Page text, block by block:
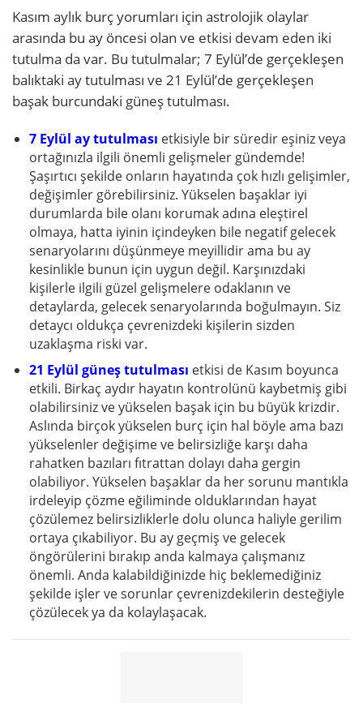
Kasım aylık burç yorumları için astrolojik olaylar
arasında bu ay öncesi olan ve etkisi devam eden iki
tutulma da var. Bu tutulmalar; 7 Eylül’de gerçekleşen
balıktaki ay tutulması ve 21 Eylül’de gerçekleşen
başak burcundaki güneş tutulması.
7 Eylül ay tutulması etkisiyle bir süredir eşiniz veya
ortağınızla ilgili önemli gelişmeler gündemde!
Şaşırtıcı şekilde onların hayatında çok hızlı gelişimler,
değişimler görebilirsiniz. Yükselen başaklar iyi
durumlarda bile olanı korumak adına eleştirel
olmaya, hatta iyinin içindeyken bile negatif gelecek
senaryolarını düşünmeye meyillidir ama bu ay
kesinlikle bunun için uygun değil. Karşınızdaki
kişilerle ilgili güzel gelişmelere odaklanın ve
detaylarda, gelecek senaryolarında boğulmayın. Siz
detaycı oldukça çevrenizdeki kişilerin sizden
uzaklaşma riski var.
21 Eylül güneş tutulması etkisi de Kasım boyunca
etkili. Birkaç aydır hayatın kontrolünü kaybetmiş gibi
olabilirsiniz ve yükselen başak için bu büyük krizdir.
Aslında birçok yükselen burç için hal böyle ama bazı
yükselenler değişime ve belirsizliğe karşı daha
rahatken bazıları fıtrattan dolayı daha gergin
olabiliyor. Yükselen başaklar da her sorunu mantıkla
irdeleyip çözme eğiliminde olduklarından hayat
çözülemez belirsizliklerle dolu olunca haliyle gerilim
ortaya çıkabiliyor. Bu ay geçmiş ve gelecek
öngörülerini bırakıp anda kalmaya çalışmanız
önemli. Anda kalabildiğinizde hiç beklemediğiniz
şekilde işler ve sorunlar çevrenizdekilerin desteğiyle
çözülecek ya da kolaylaşacak.